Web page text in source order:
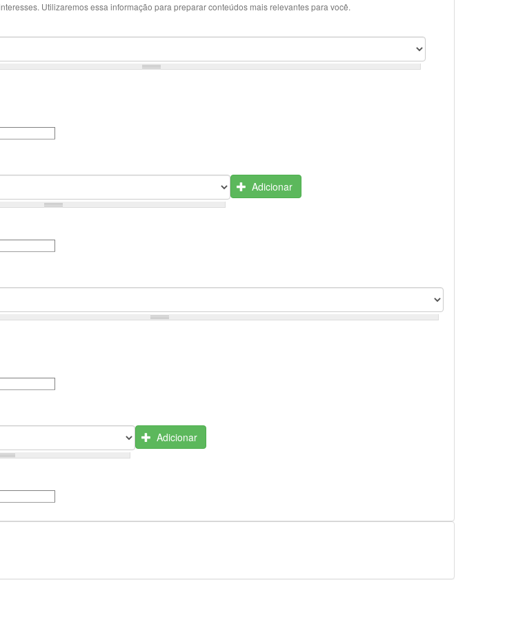
Utilizaremos essa informação para preparar conteúdos mais relevantes para você.
Adicionar
Adicionar